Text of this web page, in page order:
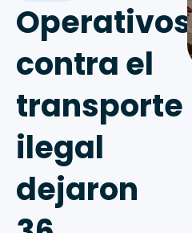
Operativos
contra el
transporte
ilegal
dejaron